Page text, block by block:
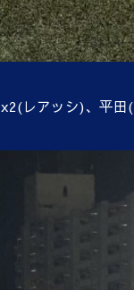
x2(レアッシ)、平田(